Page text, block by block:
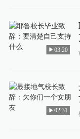
03:20
02:31